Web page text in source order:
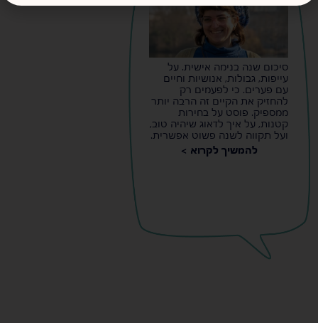
סיכום שנה בנימה אישית. על
עייפות, גבולות, אנושיות וחיים
עם פערים. כי לפעמים רק
להחזיק את הקיים זה הרבה יותר
ממספיק. פוסט על בחירות
קטנות, על איך לדאוג שיהיה טוב,
ועל תקווה לשנה פשוט אפשרית.
להמשיך לקרוא >